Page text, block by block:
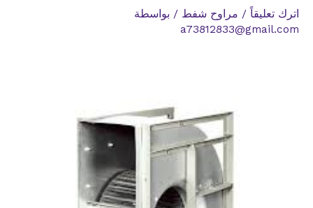
اترك تعليقاً / مراوح شفط / بواسطة
a73812833@gmail.com